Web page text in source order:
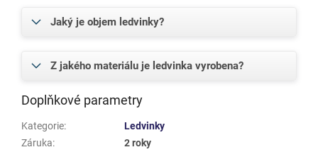
Jaký je objem ledvinky?
Z jakého materiálu je ledvinka vyrobena?
Doplňkové parametry
Kategorie:
Ledvinky
Záruka:
2 roky